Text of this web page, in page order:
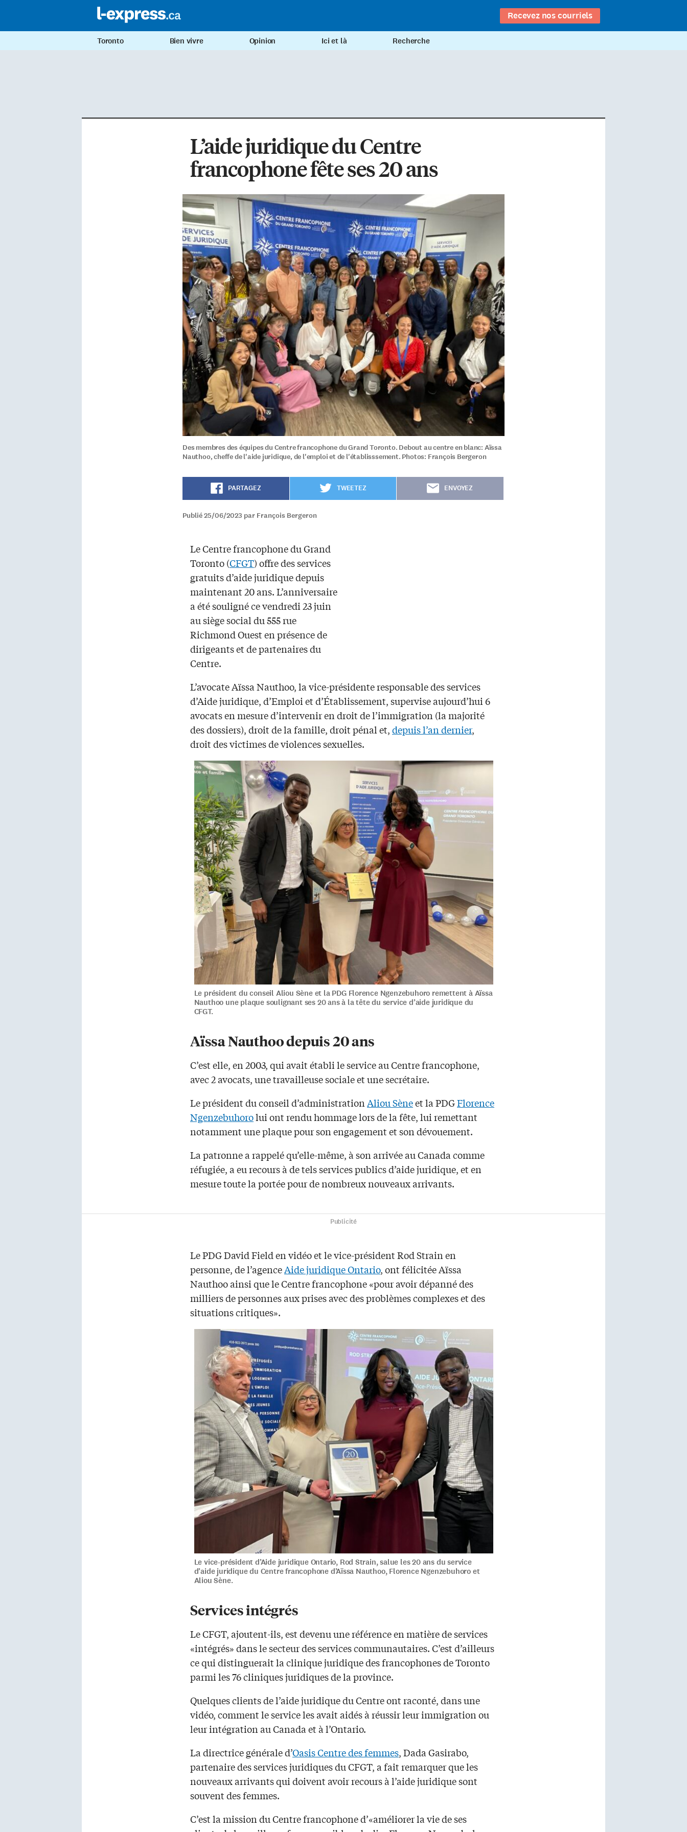
Recevez nos courriels
Toronto Bien vivre Opinion Ici et là Recherche
L’aide juridique du Centre
francophone fête ses 20 ans
Des membres des équipes du Centre francophone du Grand Toronto. Debout au centre en blanc: Aïssa
Nauthoo, cheffe de l'aide juridique, de l'emploi et de l'établisssement. Photos: François Bergeron
PARTAGEZ TWEETEZ ENVOYEZ
Publié 25/06/2023 par François Bergeron
Le Centre francophone du Grand
Toronto (CFGT) offre des services
gratuits d’aide juridique depuis
maintenant 20 ans. L’anniversaire
a été souligné ce vendredi 23 juin
au siège social du 555 rue
Richmond Ouest en présence de
dirigeants et de partenaires du
Centre.
L’avocate Aïssa Nauthoo, la vice-présidente responsable des services
d’Aide juridique, d’Emploi et d’Établissement, supervise aujourd’hui 6
avocats en mesure d’intervenir en droit de l’immigration (la majorité
des dossiers), droit de la famille, droit pénal et,depuis l’an dernier,
droit des victimes de violences sexuelles.
Le président du conseil Aliou Sène et la PDG Florence Ngenzebuhoro remettent à Aïssa
Nauthoo une plaque soulignant ses 20 ans à la tête du service d’aide juridique du
CFGT.
Aïssa Nauthoo depuis 20 ans
C’est elle, en 2003, qui avait établi le service au Centre francophone,
avec 2 avocats, une travailleuse sociale et une secrétaire.
Le président du conseil d’administrationAliou Sèneet la PDGFlorence
Ngenzebuhorolui ont rendu hommage lors de la fête, lui remettant
notamment une plaque pour son engagement et son dévouement.
La patronne a rappelé qu’elle-même, à son arrivée au Canada comme
réfugiée, a eu recours à de tels services publics d’aide juridique, et en
mesure toute la portée pour de nombreux nouveaux arrivants.
Publicité
Le PDG David Field en vidéo et le vice-président Rod Strain en
personne, de l’agenceAide juridique Ontario, ont félicitée Aïssa
Nauthoo ainsi que le Centre francophone «pour avoir dépanné des
milliers de personnes aux prises avec des problèmes complexes et des
situations critiques».
Le vice-président d’Aide juridique Ontario, Rod Strain, salue les 20 ans du service
d’aide juridique du Centre francophone d’Aïssa Nauthoo, Florence Ngenzebuhoro et
Aliou Sène.
Services intégrés
Le CFGT, ajoutent-ils, est devenu une référence en matière de services
«intégrés» dans le secteur des services communautaires. C’est d’ailleurs
ce qui distinguerait la clinique juridique des francophones de Toronto
parmi les 76 cliniques juridiques de la province.
Quelques clients de l’aide juridique du Centre ont raconté, dans une
vidéo, comment le service les avait aidés à réussir leur immigration ou
leur intégration au Canada et à l’Ontario.
La directrice générale d’Oasis Centre des femmes, Dada Gasirabo,
partenaire des services juridiques du CFGT, a fait remarquer que les
nouveaux arrivants qui doivent avoir recours à l’aide juridique sont
souvent des femmes.
C’est la mission du Centre francophone d’«améliorer la vie de ses